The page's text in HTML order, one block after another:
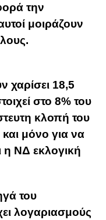
την
μοιράζουν
χαρίσει 18,5
στο 8% του
κλοπή του
μόνο για να
η ΝΔ εκλογική
του
λογαριασμούς